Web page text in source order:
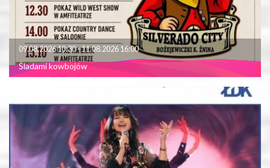
09.08.2026 10:30 - 11.08.2026 16:00
Śladami kowbojów